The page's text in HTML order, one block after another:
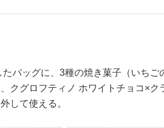
バッグに、3種の焼き菓子（いちご
クグロフティノ ホワイトチョコ×ク
して使える。